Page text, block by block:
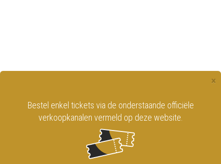
×
Bestel enkel tickets via de onderstaande officiële
verkoopkanalen vermeld op deze website.